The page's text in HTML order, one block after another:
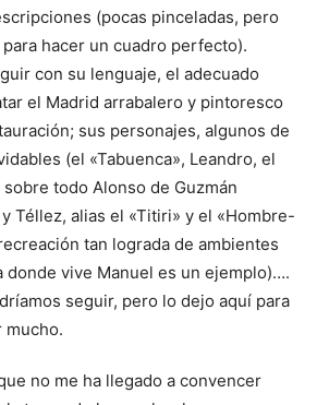
(pocas pinceladas, pero
hacer un cuadro perfecto).
con su lenguaje, el adecuado
el Madrid arrabalero y pintoresco
sus personajes, algunos de
(el «Tabuenca», Leandro, el
sobre todo Alonso de Guzmán
Téllez, alias el «Titiri» y el «Hombre-
tan lograda de ambientes
donde vive Manuel es un ejemplo)….
seguir, pero lo dejo aquí para
mucho.
no me ha llegado a convencer